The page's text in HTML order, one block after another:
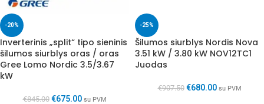
-20%
Inverterinis „split“ tipo sieninis
šilumos siurblys oras / oras
Gree Lomo Nordic 3.5/3.67
kW
€845.00 €675.00 su PVM
-25%
Šilumos siurblys Nordis Nova
3.51 kW / 3.80 kW NOV12TC1
Juodas
€907.50 €680.00 su PVM